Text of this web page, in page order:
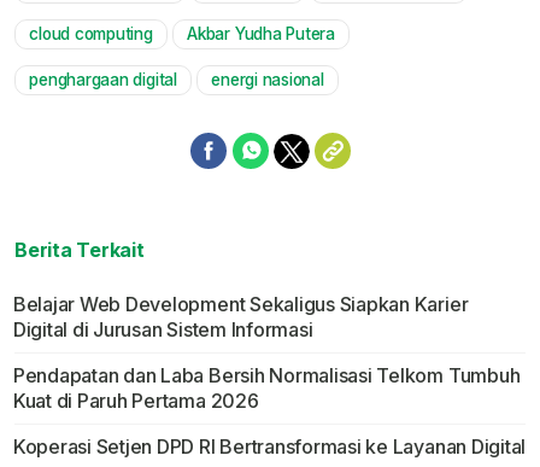
cloud computing Akbar Yudha Putera
penghargaan digital energi nasional
Berita Terkait
Belajar Web Development Sekaligus Siapkan Karier
Digital di Jurusan Sistem Informasi
Pendapatan dan Laba Bersih Normalisasi Telkom Tumbuh
Kuat di Paruh Pertama 2026
Koperasi Setjen DPD RI Bertransformasi ke Layanan Digital